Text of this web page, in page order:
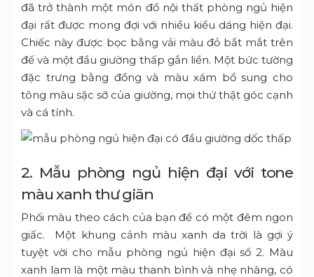
đã trở thành một món đồ nội thất phòng ngủ hiện
đại rất được mong đợi với nhiều kiểu dáng hiện đại.
Chiếc này được bọc bằng vải màu đỏ bắt mắt trên
đế và một đầu giường thấp gắn liền. Một bức tường
đặc trưng bằng đồng và màu xám bổ sung cho
tông màu sặc sỡ của giường, mọi thứ thật góc cạnh
và cá tính.
2. Mẫu phòng ngủ hiện đại với tone
màu xanh thư giãn
Phối màu theo cách của bạn để có một đêm ngon
giấc. Một khung cảnh màu xanh da trời là gợi ý
tuyệt vời cho mẫu phòng ngủ hiện đại số 2. Màu
xanh lam là một màu thanh bình và nhẹ nhàng, có